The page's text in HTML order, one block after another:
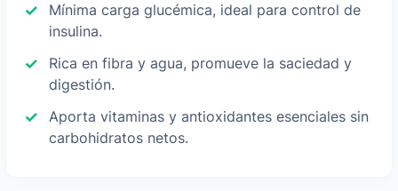
Mínima carga glucémica, ideal para control de
insulina.
Rica en fibra y agua, promueve la saciedad y
digestión.
Aporta vitaminas y antioxidantes esenciales sin
carbohidratos netos.